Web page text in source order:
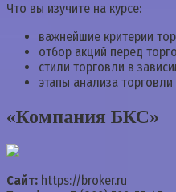
Что вы изучите на курсе:
важнейшие критерии
отбор акций перед
стили торговли в
этапы анализа
«Компания БКС»
Сайт: https://broker.ru